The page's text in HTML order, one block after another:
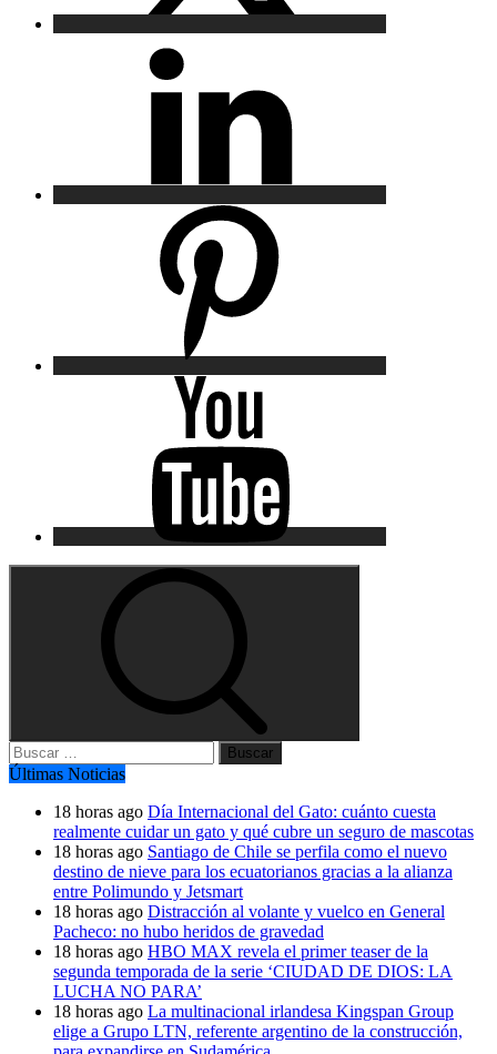
Buscar:
Últimas Noticias
18 horas ago Día Internacional del Gato: cuánto cuesta
realmente cuidar un gato y qué cubre un seguro de mascotas
18 horas ago Santiago de Chile se perfila como el nuevo
destino de nieve para los ecuatorianos gracias a la alianza
entre Polimundo y Jetsmart
18 horas ago Distracción al volante y vuelco en General
Pacheco: no hubo heridos de gravedad
18 horas ago HBO MAX revela el primer teaser de la
segunda temporada de la serie ‘CIUDAD DE DIOS: LA
LUCHA NO PARA’
18 horas ago La multinacional irlandesa Kingspan Group
elige a Grupo LTN, referente argentino de la construcción,